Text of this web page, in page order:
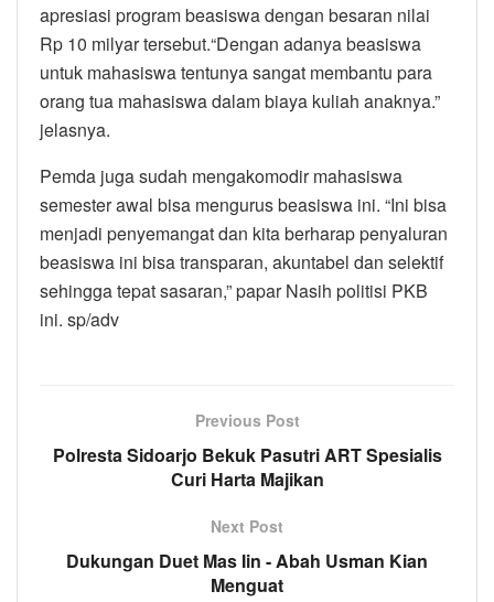
apresiasi program beasiswa dengan besaran nilai
Rp 10 milyar tersebut.“Dengan adanya beasiswa
untuk mahasiswa tentunya sangat membantu para
orang tua mahasiswa dalam biaya kuliah anaknya.”
jelasnya.
Pemda juga sudah mengakomodir mahasiswa
semester awal bisa mengurus beasiswa ini. “Ini bisa
menjadi penyemangat dan kita berharap penyaluran
beasiswa ini bisa transparan, akuntabel dan selektif
sehingga tepat sasaran,” papar Nasih politisi PKB
ini. sp/adv
Previous Post
Polresta Sidoarjo Bekuk Pasutri ART Spesialis
Curi Harta Majikan
Next Post
Dukungan Duet Mas Iin - Abah Usman Kian
Menguat